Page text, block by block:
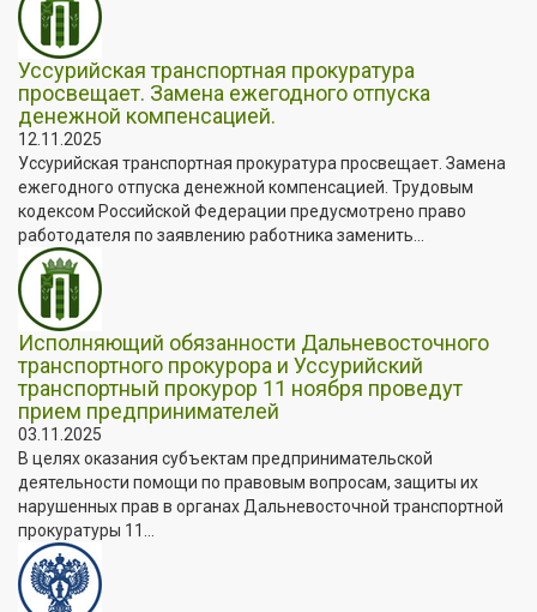
Уссурийская транспортная прокуратура
просвещает. Замена ежегодного отпуска
денежной компенсацией.
12.11.2025
Уссурийская транспортная прокуратура просвещает. Замена
ежегодного отпуска денежной компенсацией. Трудовым
кодексом Российской Федерации предусмотрено право
работодателя по заявлению работника заменить...
Исполняющий обязанности Дальневосточного
транспортного прокурора и Уссурийский
транспортный прокурор 11 ноября проведут
прием предпринимателей
03.11.2025
В целях оказания субъектам предпринимательской
деятельности помощи по правовым вопросам, защиты их
нарушенных прав в органах Дальневосточной транспортной
прокуратуры 11...